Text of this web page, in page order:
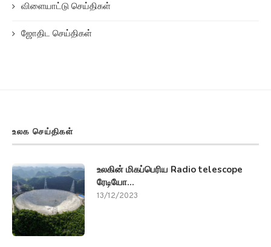
விளையாட்டு செய்திகள்
ஜோதிட செய்திகள்
உலக செய்திகள்
உலகின் மிகப்பெரிய Radio telescope
ரேடியோ...
13/12/2023